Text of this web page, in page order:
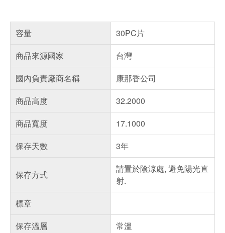
容量
30PC片
商品來源國家
台灣
國內負責廠商名稱
康那香公司
商品高度
32.2000
商品寬度
17.1000
保存天數
3年
保存方式
請置於陰涼處, 避免陽光直
射.
標章
保存溫層
常溫